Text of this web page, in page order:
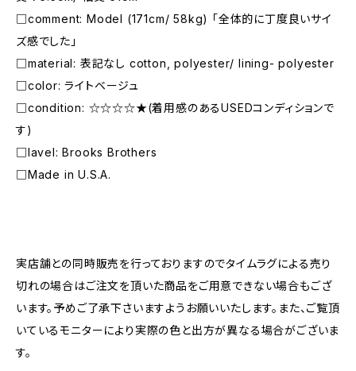
□comment: Model (171cm/ 58kg) 「全体的に丁度良いサイ
ズ感でした」
□material: 表記なし cotton, polyester/ lining- polyester
□color: ライトベージュ
□condition: ☆☆☆☆★(着用感のあるUSEDコンディションで
す)
□lavel: Brooks Brothers
□Made in U.S.A.
実店舗との同時販売を行っておりますのでタイムラグによる売り
切れの場合はご注文を頂いた商品をご用意できない場合もござ
います。予めご了承下さいますようお願いいたします。また、ご覧頂
いているモニターにより実際の色と出方が異なる場合がございま
す。